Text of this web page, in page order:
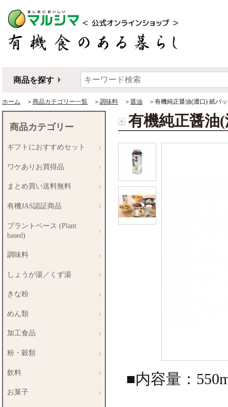
商品を探す
ホーム ＞ 商品カテゴリー一覧 ＞ 調味料 ＞ 醤油 ＞有機純正醤油(濃口) 紙パ
有機純正醤油
■内容量：
商品カテゴリー
ギフトにおすすめセット
ワケありお買得品
まとめ買い送料無料
有機JAS認証商品
プラントベース (Plant
based)
調味料
しょうが湯／くず湯
きな粉
めん類
加工食品
粉・穀類
飲料
お菓子